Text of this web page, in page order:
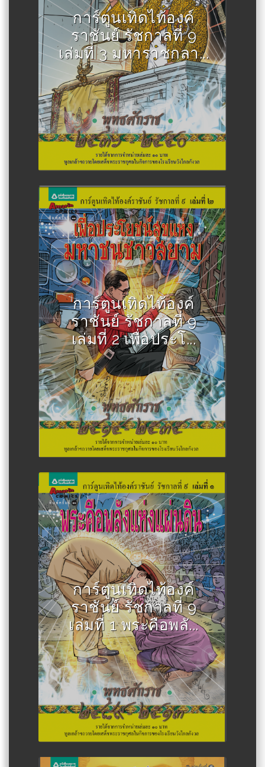
การ์ตูนเทิดไท้องค์
ราชันย์ รัชกาลที่ 9
เล่มที่ 3 มหาราชกลา...
การ์ตูนเทิดไท้องค์
ราชันย์ รัชกาลที่ 9
เล่มที่ 2 เพื่อประโ...
Author :สละ นาคบำรุง
การ์ตูนเทิดไท้องค์
ราชันย์ รัชกาลที่ 9
เล่มที่ 1 พระคือพลั...
Author :สละ นาคบำรุง